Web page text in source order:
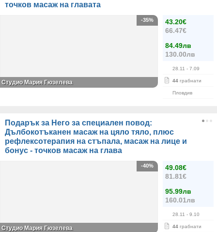
точков масаж на главата
43.20€
66.47€
84.49лв
130.00лв
28.11 - 7.09
44 грабнати
Пловдив
-35%
Студио Мария Гюзелева
Подарък за Него за специален повод:
Дълбокотъканен масаж на цяло тяло, плюс
рефлексотерапия на стъпала, масаж на лице и
бонус - точков масаж на глава
49.08€
81.81€
95.99лв
160.01лв
28.11 - 9.10
44 грабнати
-40%
Студио Мария Гюзелева